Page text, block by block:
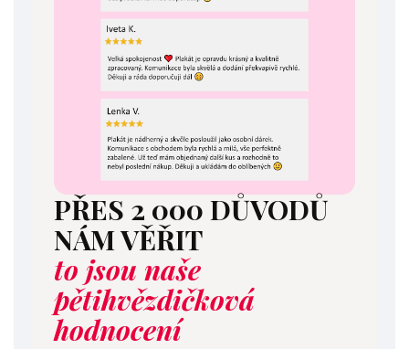
PŘES 2 000 DŮVODŮ
NÁM VĚŘIT
to jsou naše
pětihvězdičková
hodnocení